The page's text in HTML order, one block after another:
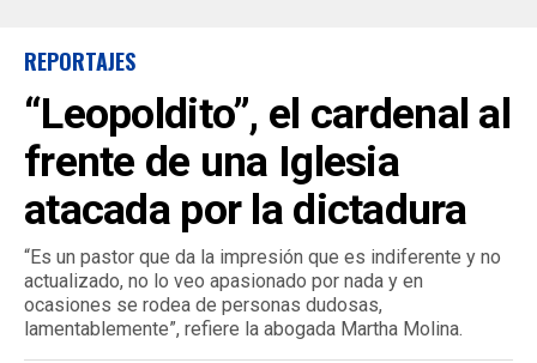
REPORTAJES
“Leopoldito”, el cardenal al
frente de una Iglesia
atacada por la dictadura
“Es un pastor que da la impresión que es indiferente y no
actualizado, no lo veo apasionado por nada y en
ocasiones se rodea de personas dudosas,
lamentablemente”, refiere la abogada Martha Molina.